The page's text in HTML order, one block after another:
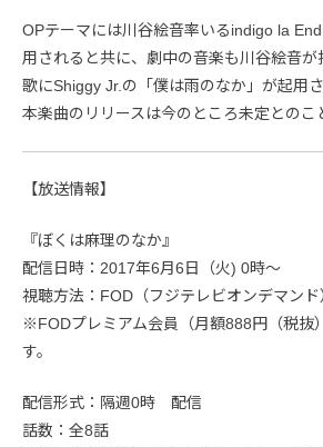
OPテーマには川谷絵音率いるindigo la
用されると共に、劇中の音楽も川谷絵音
歌にShiggy Jr.の「僕は雨のなか」が起用
本楽曲のリリースは今のところ未定とのこ
【放送情報】
『ぼくは麻理のなか』
配信日時：2017年6月6日（火) 0時～
視聴方法：FOD（フジテレビオンデマン
※FODプレミアム会員（月額888円（税抜
す。
配信形式：隔週0時 配信
話数：全8話